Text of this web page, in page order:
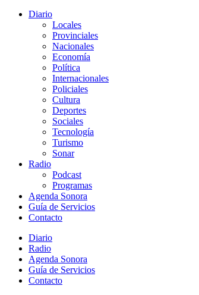
Diario
Locales
Provinciales
Nacionales
Economía
Política
Internacionales
Policiales
Cultura
Deportes
Sociales
Tecnología
Turismo
Sonar
Radio
Podcast
Programas
Agenda Sonora
Guía de Servicios
Contacto
Diario
Radio
Agenda Sonora
Guía de Servicios
Contacto